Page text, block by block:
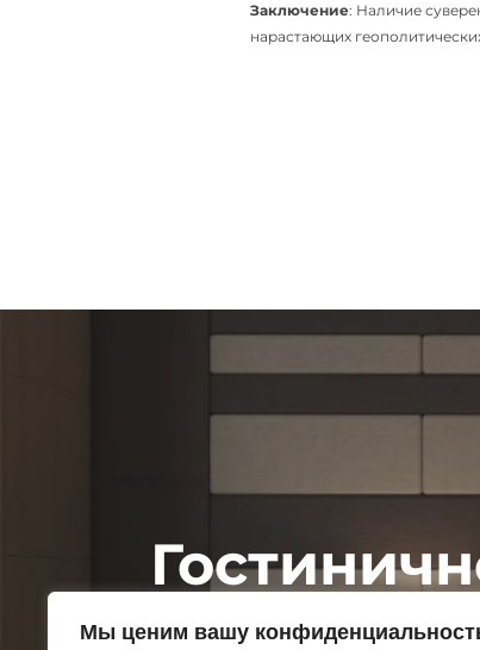
Мы ценим вашу
Заключение: Наличие
нарастающих